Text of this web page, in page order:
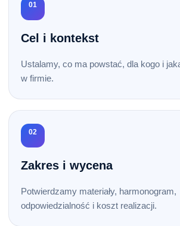
01
Cel i kontekst
Ustalamy, co ma powstać, dla kogo i
w firmie.
02
Zakres i wycena
Potwierdzamy materiały, harmonogram,
odpowiedzialność i koszt realizacji.